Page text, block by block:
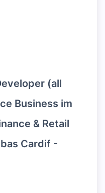
(all
Business im
& Retail
Cardif -